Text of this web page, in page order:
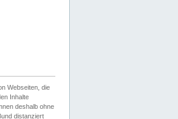
Webseiten, die
Inhalte
deshalb ohne
distanziert